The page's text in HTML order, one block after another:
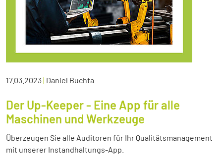
17.03.2023| Daniel Buchta
Der Up-Keeper - Eine App für alle
Maschinen und Werkzeuge
Überzeugen Sie alle Auditoren für Ihr Qualitätsmanagement
mit unserer Instandhaltungs-App.